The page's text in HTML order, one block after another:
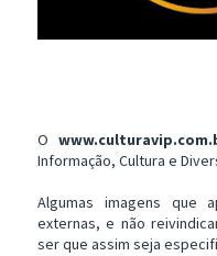
O
Informação, Cultura e
Algumas imagens que
externas, e não
ser que assim seja